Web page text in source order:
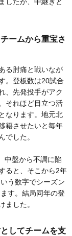
ームから重宝さ
る肘痛と戦いなが
。登板数は20試合
、先発投手がアク
それほど目立つ活
なります。地元北
籍させたいと毎年
でした。
中盤から不調に陥
ると、そこから2年
う数字でシーズン
す。結局同年の登
ました。
してチームを支